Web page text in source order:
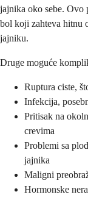
jajnika oko sebe.
bol koji zahteva hitnu
jajniku.
Druge moguće
Ruptura ciste,
Infekcija,
Pritisak na
crevima
Problemi sa
jajnika
Maligni
Hormonske